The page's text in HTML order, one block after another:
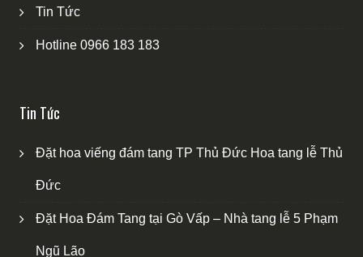
Tin Tức
Hotline 0966 183 183
Tin Tức
Đặt hoa viếng đám tang TP Thủ Đức Hoa tang lễ Thủ
Đức
Đặt Hoa Đám Tang tại Gò Vấp – Nhà tang lễ 5 Phạm
Ngũ Lão